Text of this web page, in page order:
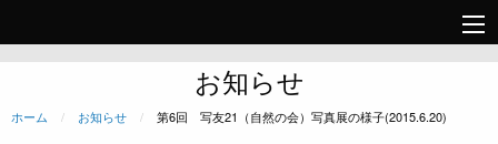
お知らせ
ホーム お知らせ 現在のページ:
第6回 写友21（自然の会）写真展の様子(2015.6.20)